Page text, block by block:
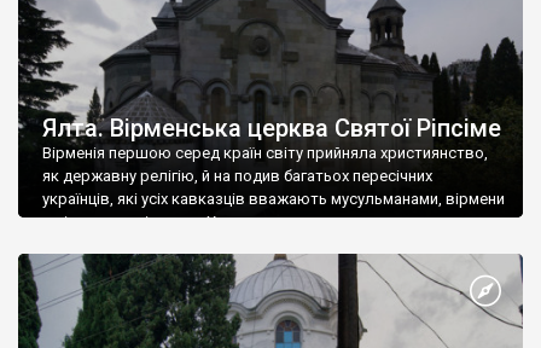
Ялта. Вірменська церква Святої Ріпсіме
Вірменія першою серед країн світу прийняла християнство,
як державну релігію, й на подив багатьох пересічних
українців, які усіх кавказців вважають мусульманами, вірмени
є відданими вірянами Христа